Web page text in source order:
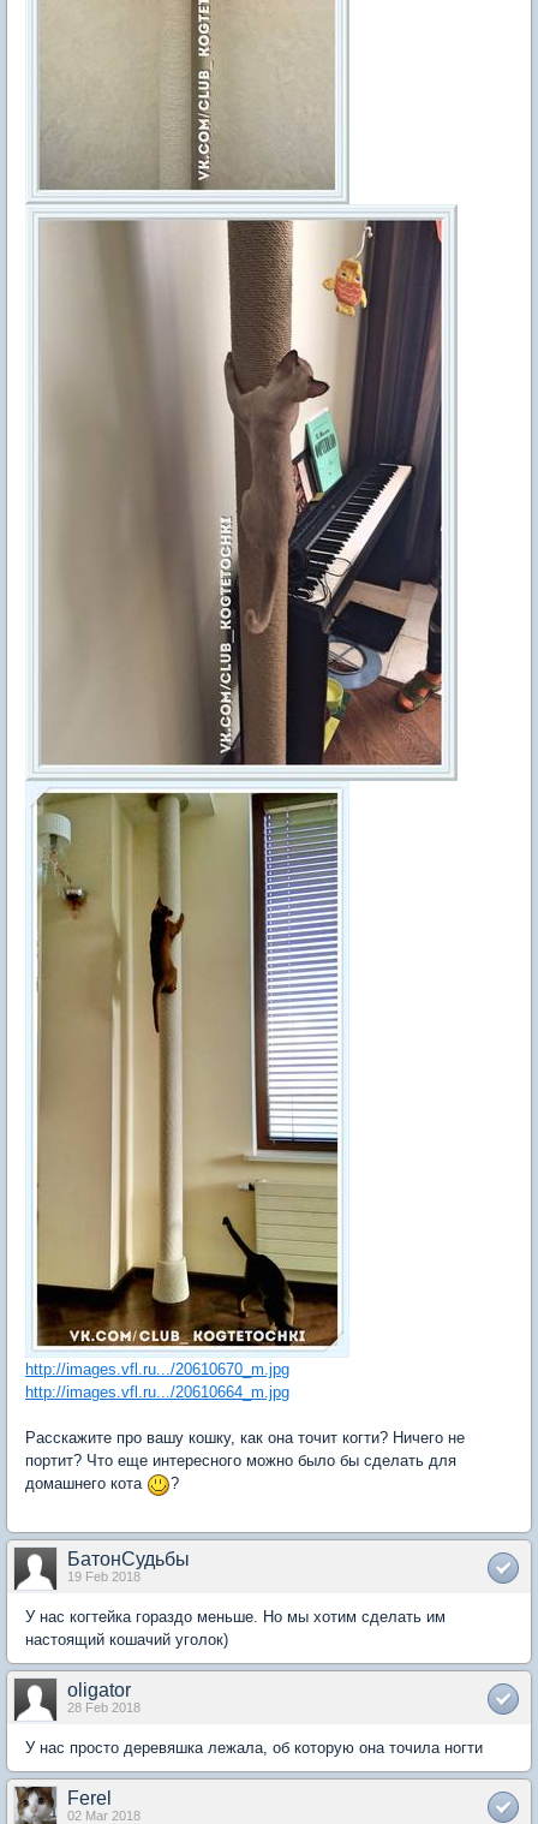
http://images.vfl.ru.../20610670_m.jpg
http://images.vfl.ru.../20610664_m.jpg
Расскажите про вашу кошку, как она точит когти? Ничего не
портит? Что еще интересного можно было бы сделать для
домашнего кота
?
БатонСудьбы
19 Feb 2018
У нас когтейка гораздо меньше. Но мы хотим сделать им
настоящий кошачий уголок)
oligator
28 Feb 2018
У нас просто деревяшка лежала, об которую она точила ногти
Ferel
02 Mar 2018